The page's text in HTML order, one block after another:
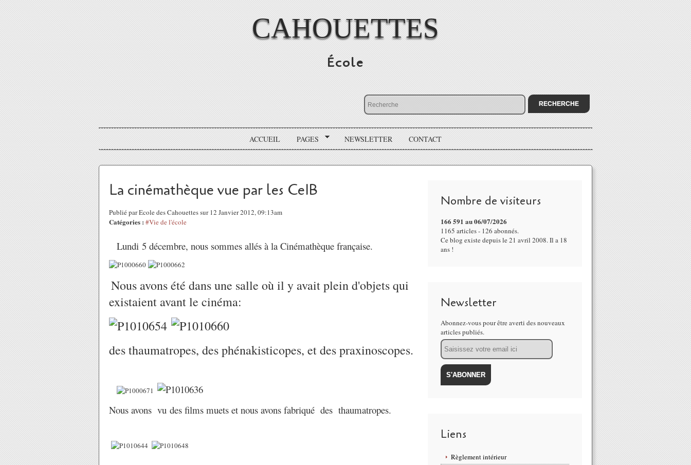
CAHOUETTES
École
ACCUEIL PAGES NEWSLETTER CONTACT
La cinémathèque vue par les Ce1B
Publié par Ecole des Cahouettes sur 12 Janvier 2012, 09:13am
Catégories : #Vie de l'école
Lundi 5 décembre, nous sommes allés à la Cinémathèque française.
Nous avons été dans une salle où il y avait plein d'objets qui
existaient avant le cinéma:
des thaumatropes, des phénakisticopes, et des praxinoscopes.
Nous avons vu des films muets et nous avons fabriqué des thaumatropes.
Nombre de visiteurs
166 591 au 06/07/2026
1165 articles - 126 abonnés.
Ce blog existe depuis le 21 avril 2008. Il a 18
ans !
Newsletter
Abonnez-vous pour être averti des nouveaux
articles publiés.
Email
Liens
Règlement intérieur